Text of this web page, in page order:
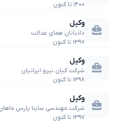
۱۴۰۰ تا کنون
وکیل
دادبانان همای عدالت
۱۳۹۷ تا کنون
وکیل
شرکت کیان نیرو ایرانیان
۱۳۹۸ تا کنون
وکیل
شرکت مهندسی ساینا پارس
۱۳۹۷ تا کنون